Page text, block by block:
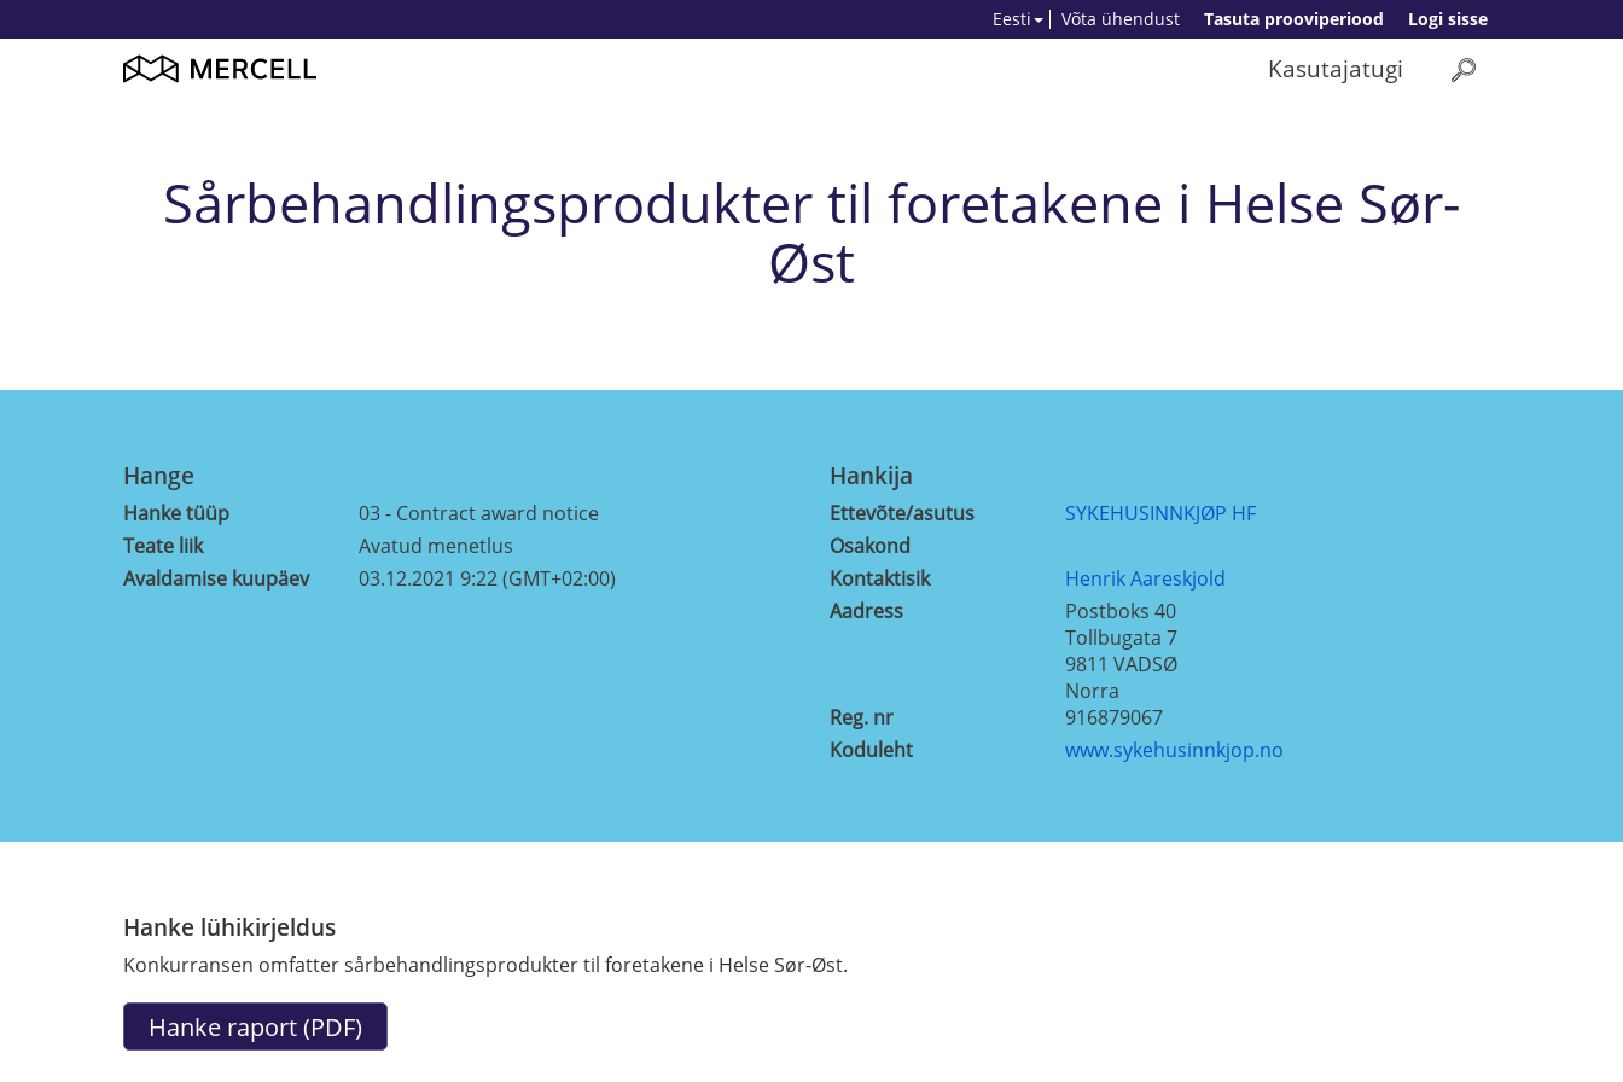
Logi sisse
Tasuta prooviperiood
Võta ühendust
Eesti
Kasutajatugi
Sårbehandlingsprodukter til foretakene i Helse Sør-
Øst
Hange
Hanke tüüp
03 - Contract award notice
Teate liik
Avatud menetlus
Avaldamise kuupäev
03.12.2021 9:22 (GMT+02:00)
Hankija
Ettevõte/asutus
SYKEHUSINNKJØP HF
Osakond
Kontaktisik
Henrik Aareskjold
Aadress
Postboks 40
Tollbugata 7
9811 VADSØ
Norra
Reg. nr
916879067
Koduleht
www.sykehusinnkjop.no
Hanke lühikirjeldus
Konkurransen omfatter sårbehandlingsprodukter til foretakene i Helse Sør-Øst.